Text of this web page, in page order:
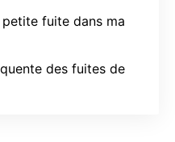
fuite dans ma
des fuites de